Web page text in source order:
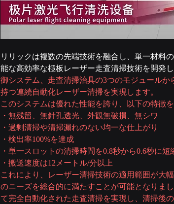
リリックは複数の先端技術を融合し、単一材料
能な高効率な極板レーザー走査清掃技術を開発し
御システム、走査清掃治具の3つのモジュール
持つ連続自動化レーザー清掃を実現します。
このシステムは優れた性能を誇り、以下の特徴
・無残留、無針孔透光、外観無破損、無シワ
・過剰清掃や清掃漏れのない均一な仕上がり
・検出率100%を達成
・単一スロットの清掃時間を0.8秒から0.6秒に短
・搬送速度は12メートル/分以上
これにより、レーザー清掃技術の適用範囲が大
のニーズを総合的に満たすことが可能となりま
て完全自動化された走査清掃を実現し、清掃後